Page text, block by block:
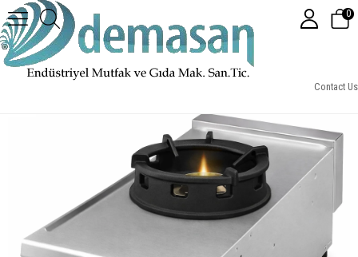
Contact Us
0
Gastrotech GKW9010 Gazlı Wok Ocak 1 Brülörlü 900 Seri